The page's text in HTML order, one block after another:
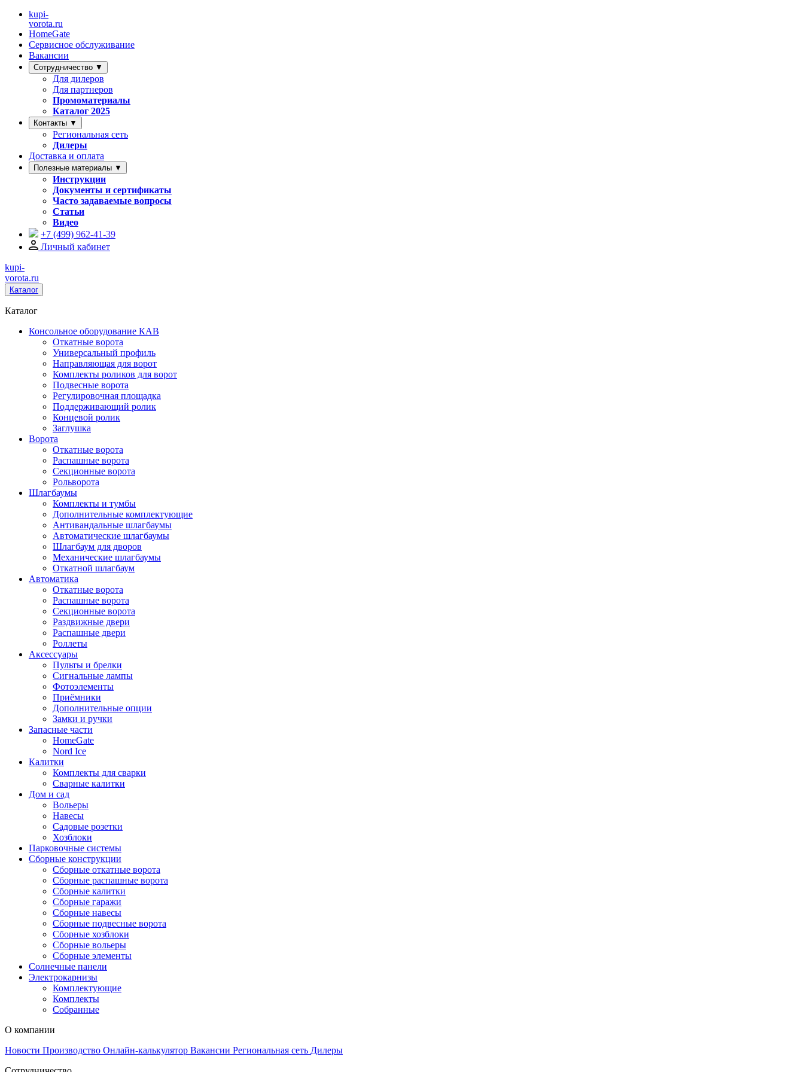
kupi-
vorota.ru
HomeGate
Сервисное обслуживание
Вакансии
Сотрудничество ▼
Для дилеров
Для партнеров
Промоматериалы
Каталог 2025
Контакты ▼
Региональная сеть
Дилеры
Доставка и оплата
Полезные материалы ▼
Инструкции
Документы и сертификаты
Часто задаваемые вопросы
Статьи
Видео
+7 (499) 962-41-39
Личный кабинет
kupi-
vorota.ru
Каталог
Каталог
Консольное оборудование КАВ
Откатные ворота
Универсальный профиль
Направляющая для ворот
Комплекты роликов для ворот
Подвесные ворота
Регулировочная площадка
Поддерживающий ролик
Концевой ролик
Заглушка
Ворота
Откатные ворота
Распашные ворота
Секционные ворота
Рольворота
Шлагбаумы
Комплекты и тумбы
Дополнительные комплектующие
Антивандальные шлагбаумы
Автоматические шлагбаумы
Шлагбаум для дворов
Механические шлагбаумы
Откатной шлагбаум
Автоматика
Откатные ворота
Распашные ворота
Секционные ворота
Раздвижные двери
Распашные двери
Роллеты
Аксессуары
Пульты и брелки
Сигнальные лампы
Фотоэлементы
Приёмники
Дополнительные опции
Замки и ручки
Запасные части
HomeGate
Nord Ice
Калитки
Комплекты для сварки
Сварные калитки
Дом и сад
Вольеры
Навесы
Садовые розетки
Хозблоки
Парковочные системы
Сборные конструкции
Сборные откатные ворота
Сборные распашные ворота
Сборные калитки
Сборные гаражи
Сборные навесы
Сборные подвесные ворота
Сборные хозблоки
Сборные вольеры
Сборные элементы
Солнечные панели
Электрокарнизы
Комплектующие
Комплекты
Собранные
О компании
Новости Производство Онлайн-калькулятор Вакансии Региональная сеть Дилеры